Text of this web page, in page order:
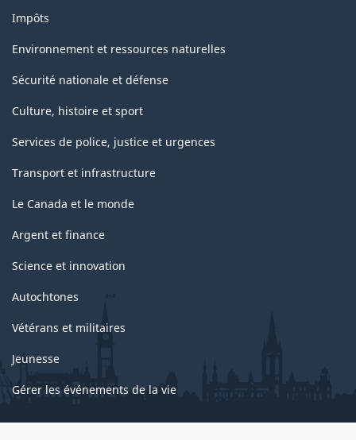
Impôts
Environnement et ressources naturelles
Sécurité nationale et défense
Culture, histoire et sport
Services de police, justice et urgences
Transport et infrastructure
Le Canada et le monde
Argent et finance
Science et innovation
Autochtones
Vétérans et militaires
Jeunesse
Gérer les événements de la vie